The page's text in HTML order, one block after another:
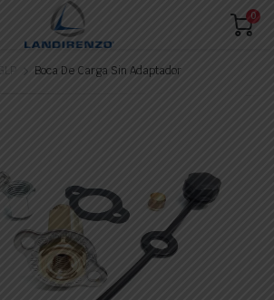
0
Boca De Carga Sin Adaptador